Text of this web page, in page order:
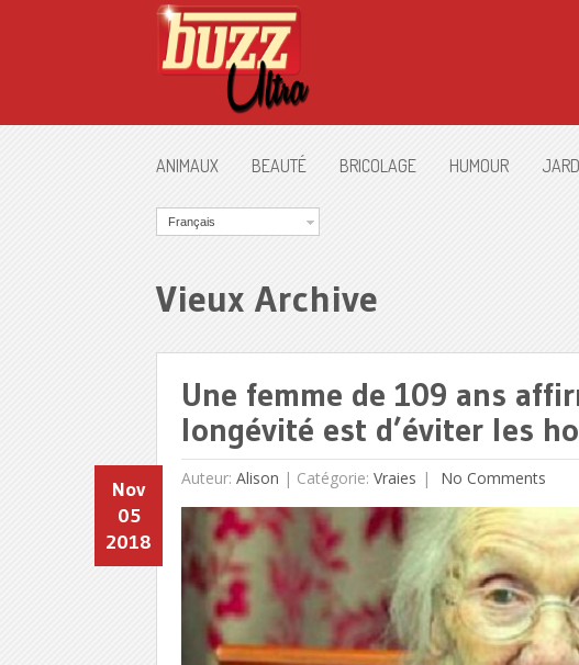
ANIMAUX BEAUTÉ BRICOLAGE HUMOUR
Français
Vieux Archive
Une femme de 109 ans
longévité est d’éviter les
Auteur: Alison |
Nov
05
2018
Catégorie: Vraies No Comments